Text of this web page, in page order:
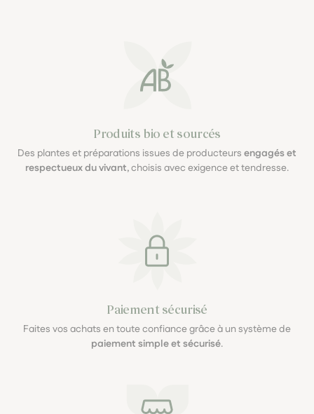
Produits bio et sourcés
Des plantes et préparations issues de producteurs engagés et
respectueux du vivant, choisis avec exigence et tendresse.
Paiement sécurisé
Faites vos achats en toute confiance grâce à un système de
paiement simple et sécurisé.